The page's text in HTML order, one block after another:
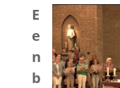
E
e
n
b